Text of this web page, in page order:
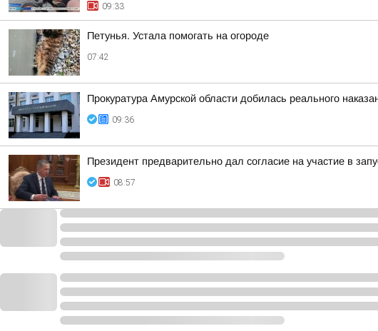
09:33
Петунья. Устала помогать на огороде
07:42
Прокуратура Амурской области добилась реального
09:36
Президент предварительно дал согласие на участие в
08:57